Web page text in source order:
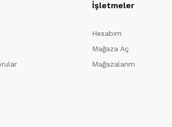
İşletmeler
Hesabım
Mağaza Aç
Mağazalarım